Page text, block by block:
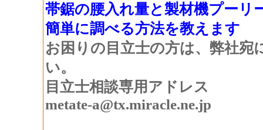
帯鋸の腰入れ量と製材機プーリ
簡単に調べる方法を教えます
お困りの目立士の方は、弊社
い。
目立士相談専用アドレス
metate-a@tx.miracle.ne.jp